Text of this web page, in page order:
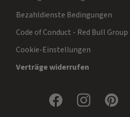
Bezahldienste Bedingungen
Code of Conduct - Red Bull Group
Cookie-Einstellungen
Verträge widerrufen